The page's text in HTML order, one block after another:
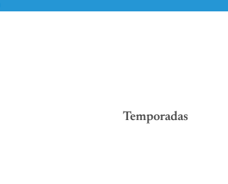
Temporadas